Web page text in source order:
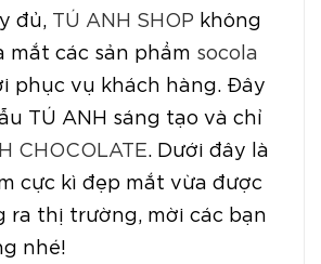
đủ,
TÚ ANH SHOP không
mắt các sản phẩm socola
phục vụ khách hàng. Đây
TÚ ANH sáng tạo và chỉ
CHOCOLATE. Dưới đây là
cực kì đẹp mắt vừa được
ra thị trường, mời các bạn
nhé!